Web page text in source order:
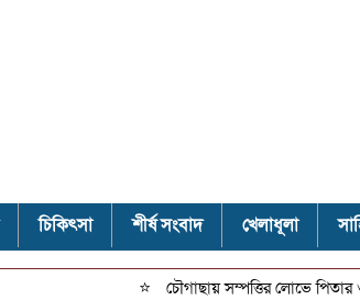
চিকিৎসা শীর্ষ সংবাদ খেলাধূলা
চৌগাছায় সম্পত্তির লোভে পিতার ওপর